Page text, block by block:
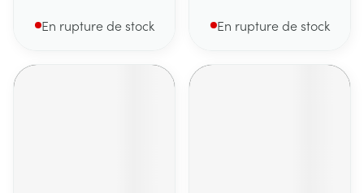
En rupture de stock En rupture de stock